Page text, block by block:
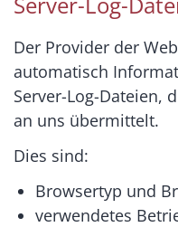
Der Provider der
automatisch
Server-Log-Dateien,
an uns übermittelt.
Dies sind:
Browsertyp und
verwendetes